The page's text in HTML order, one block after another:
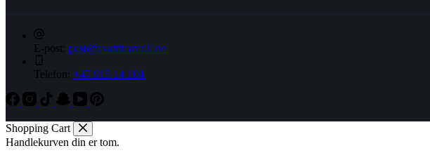
E-post: post@avanticavalli.no
Telefon: +47 915 14 104
Shopping Cart
Handlekurven din er tom.